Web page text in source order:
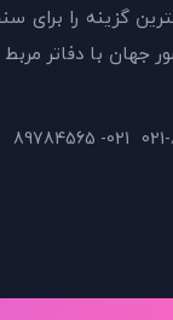
021- 89784565